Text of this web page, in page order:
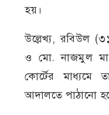
হয়।
উল্লেখ্য, রবিউল
ও মো. নাজমুল
কোর্টের মাধ্যমে
আদালতে পাঠানো